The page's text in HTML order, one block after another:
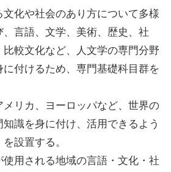
文化や社会のあり方について多様
、言語、文学、美術、歴史、社
較文化など、人文学の専門分野
付けるため、専門基礎科目群を
メリカ、ヨーロッパなど、世界の
識を身に付け、活用できるよう
設置する。
用される地域の言語・文化・社